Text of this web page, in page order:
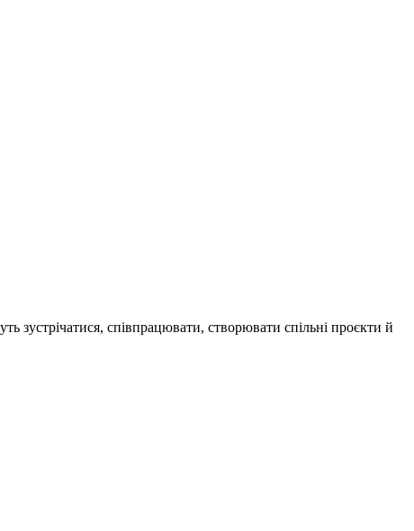
зустрічатися, співпрацювати, створювати спільні проєкти й